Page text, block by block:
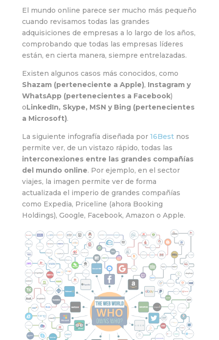
El mundo online parece ser mucho más pequeño
cuando revisamos todas las grandes
adquisiciones de empresas a lo largo de los años,
comprobando que todas las empresas líderes
están, en cierta manera, siempre entrelazadas.
Existen algunos casos más conocidos, como
Shazam (perteneciente a Apple), Instagram y
WhatsApp (pertenecientes a Facebook)
oLinkedIn, Skype, MSN y Bing (pertenecientes
a Microsoft).
La siguiente infografía diseñada por 16Bestnos
permite ver, de un vistazo rápido, todas las
interconexiones entre las grandes compañías
del mundo online. Por ejemplo, en el sector
viajes, la imagen permite ver de forma
actualizada el imperio de grandes compañías
como Expedia, Priceline (ahora Booking
Holdings), Google, Facebook, Amazon o Apple.